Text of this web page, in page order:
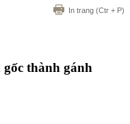
In trang (Ctr + P)
thành gánh